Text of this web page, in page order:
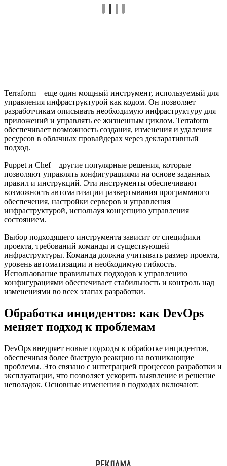
Terraform – еще один мощный инструмент, используемый для
управления инфраструктурой как кодом. Он позволяет
разработчикам описывать необходимую инфраструктуру для
приложений и управлять ее жизненным циклом. Terraform
обеспечивает возможность создания, изменения и удаления
ресурсов в облачных провайдерах через декларативный
подход.
Puppet и Chef – другие популярные решения, которые
позволяют управлять конфигурациями на основе заданных
правил и инструкций. Эти инструменты обеспечивают
возможность автоматизации развертывания программного
обеспечения, настройки серверов и управления
инфраструктурой, используя концепцию управления
состоянием.
Выбор подходящего инструмента зависит от специфики
проекта, требований команды и существующей
инфраструктуры. Команда должна учитывать размер проекта,
уровень автоматизации и необходимую гибкость.
Использование правильных подходов к управлению
конфигурациями обеспечивает стабильность и контроль над
изменениями во всех этапах разработки.
Обработка инцидентов: как DevOps
меняет подход к проблемам
DevOps внедряет новые подходы к обработке инцидентов,
обеспечивая более быструю реакцию на возникающие
проблемы. Это связано с интеграцией процессов разработки и
эксплуатации, что позволяет ускорить выявление и решение
неполадок. Основные изменения в подходах включают: